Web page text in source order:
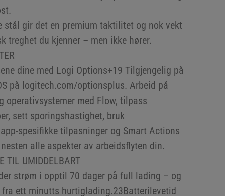
stål gir det en premium taktilitet og nok vekt
treghet du kjenner – men ikke hører.
dine med Logi Options+19 Tilgjengelig på
på logitech.com/optionsplus. Arbeid på
operativsystemer med Flow, tilpass
sett sporingshastighet, bruk
spesifikke tilpasninger og Smart Actions
alle aspekter av arbeidsflyten din.
TIL UMIDDELBART
strøm i opptil 70 dager på full lading – og
ett minutts hurtiglading.23Batterilevetid